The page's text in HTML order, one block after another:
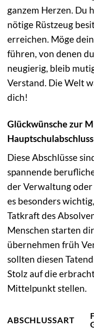
ganzem Herzen. Du
nötige Rüstzeug
erreichen. Möge
führen, von denen
neugierig, bleib
Verstand. Die Welt
dich!
Glückwünsche zur
Hauptschulabschluss
Diese Abschlüsse
spannende
der Verwaltung
es besonders
Tatkraft des
Menschen starten
übernehmen früh
sollten diesen
Stolz auf die
Mittelpunkt stellen.
ABSCHLUSSART